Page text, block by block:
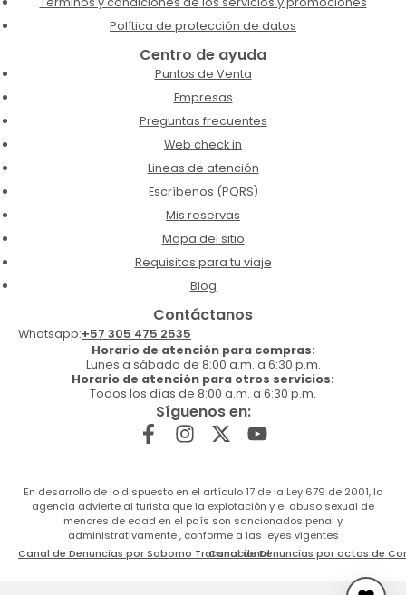
Política de protección de datos
Centro de ayuda
Puntos de Venta
Empresas
Preguntas frecuentes
Web check in
Lineas de atención
Escríbenos (PQRS)
Mis reservas
Mapa del sitio
Requisitos para tu viaje
Blog
Contáctanos
Whatsapp:+57 305 475 2535
Horario de atención para compras:
Lunes a sábado de 8:00 a.m. a 6:30 p.m.
Horario de atención para otros servicios:
Todos los días de 8:00 a.m. a 6:30 p.m.
Síguenos en:
En desarrollo de lo dispuesto en el artículo 17 de la Ley 679 de 2001, la
agencia advierte al turista que la explotación y el abuso sexual de
menores de edad en el país son sancionados penal y
administrativamente , conforme a las leyes vigentes
Canal de Denuncias por Soborno TransnacionalCanal de Denuncias por actos de